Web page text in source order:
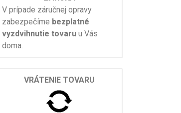
V prípade záručnej opravy
zabezpečíme bezplatné
vyzdvihnutie tovaruu Vás
doma.
VRÁTENIE TOVARU